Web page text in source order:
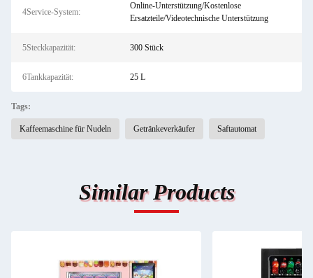
4Service-System:
Online-Unterstützung/Kostenlose
Ersatzteile/Videotechnische Unterstützung
5Steckkapazität: 300 Stück
6Tankkapazität: 25 L
Tags:
Kaffeemaschine für Nudeln Getränkeverkäufer Saftautomat
Similar Products